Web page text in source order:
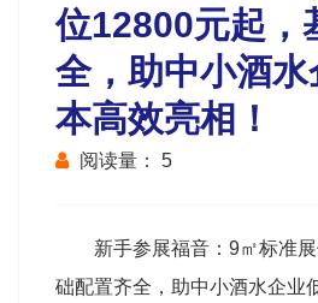
位12800元起，
全，助中小酒
本高效亮相！
阅读量： 5
新手参展福音：9㎡标准
础配置齐全，助中小酒水企业